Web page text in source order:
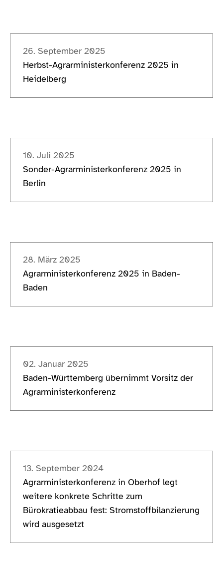
26. September 2025
Herbst-Agrarministerkonferenz 2025 in
Heidelberg
10. Juli 2025
Sonder-Agrarministerkonferenz 2025 in
Berlin
28. März 2025
Agrarministerkonferenz 2025 in Baden-
Baden
02. Januar 2025
Baden-Württemberg übernimmt Vorsitz der
Agrarministerkonferenz
13. September 2024
Agrarministerkonferenz in Oberhof legt
weitere konkrete Schritte zum
Bürokratieabbau fest: Stromstoffbilanzierung
wird ausgesetzt